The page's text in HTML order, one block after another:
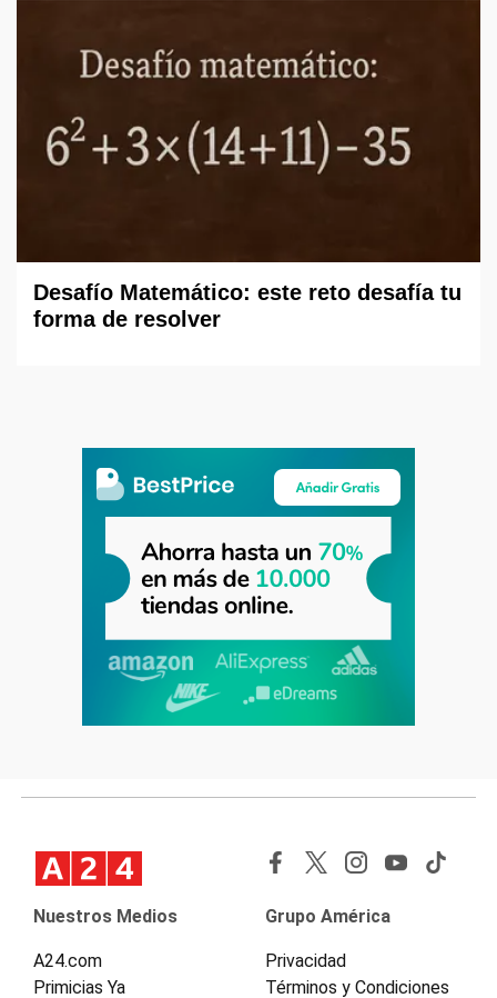
Desafío Matemático: este reto desafía tu
forma de resolver
Nuestros Medios
A24.com
Primicias Ya
Grupo América
Privacidad
Términos y Condiciones